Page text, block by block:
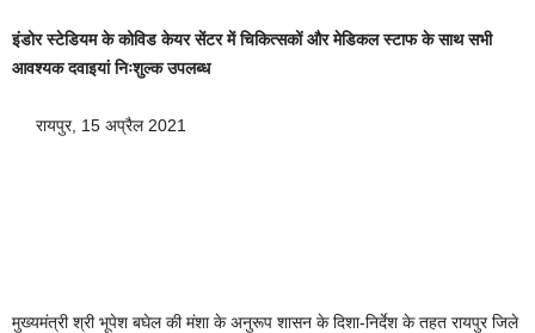
इंडोर स्टेडियम के कोविड केयर सेंटर में चिकित्सकों और मेडिकल स्टाफ के साथ सभी
आवश्यक दवाइयां निःशुल्क उपलब्ध
रायपुर, 15 अप्रैल 2021
मुख्यमंत्री श्री भूपेश बघेल की मंशा के अनुरूप शासन के दिशा-निर्देश के तहत रायपुर जिले